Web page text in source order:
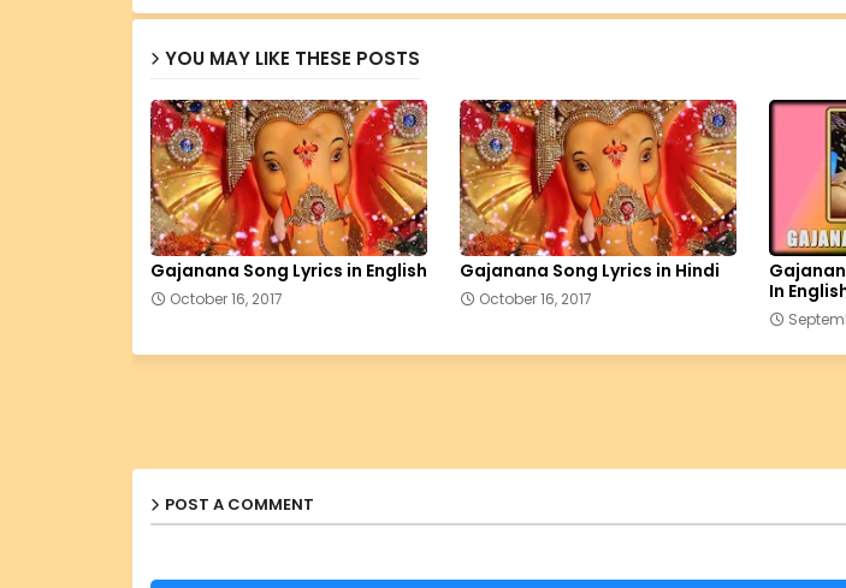
YOU MAY LIKE THESE POSTS
Gajanana Song Lyrics in English
October 16, 2017
Gajanana Song Lyrics in Hindi
October 16, 2017
In
POST A COMMENT